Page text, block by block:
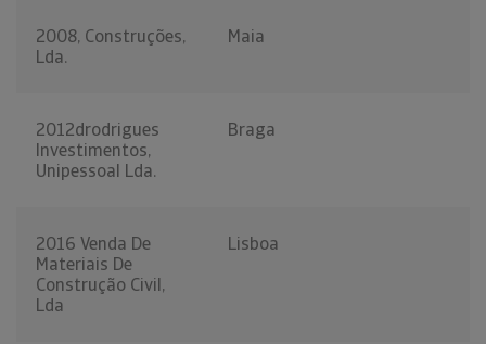
2008, Construções,
Lda.
Maia
2012drodrigues
Investimentos,
Unipessoal Lda.
Braga
2016 Venda De
Materiais De
Construção Civil,
Lda
Lisboa